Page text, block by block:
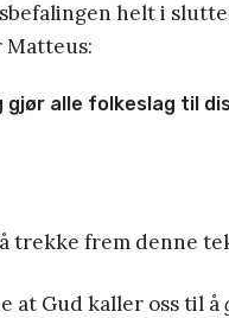
helt i
gjør alle folkeslag til
trekke frem denne
at Gud kaller oss til å